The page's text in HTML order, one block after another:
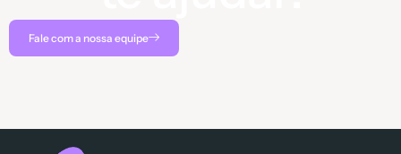
Fale com a nossa equipe